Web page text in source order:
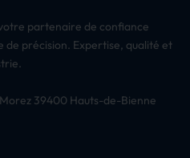
partenaire de confiance
de précision. Expertise, qualité et
39400 Hauts-de-Bienne